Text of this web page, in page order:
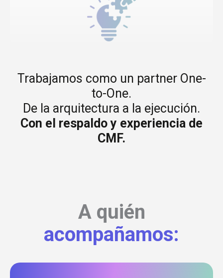
Trabajamos como un partner One-
to-One.
De la arquitectura a la ejecución.
Con el respaldo y experiencia de
CMF.
A quién
acompañamos: